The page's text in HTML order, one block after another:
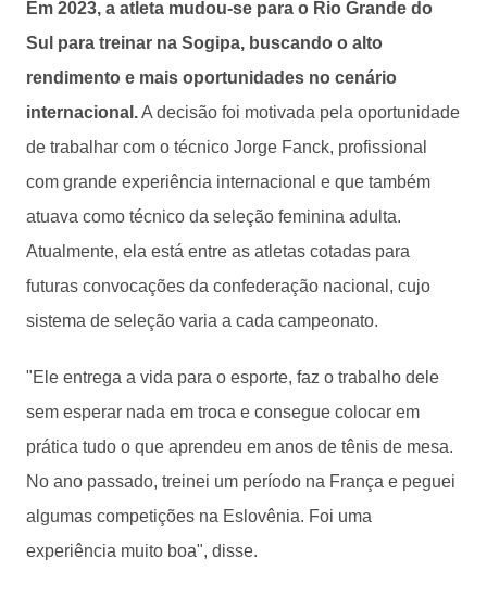
Em 2023, a atleta mudou-se para o Rio Grande do
Sul para treinar na Sogipa, buscando o alto
rendimento e mais oportunidades no cenário
internacional.A decisão foi motivada pela oportunidade
de trabalhar com o técnico Jorge Fanck, profissional
com grande experiência internacional e que também
atuava como técnico da seleção feminina adulta.
Atualmente, ela está entre as atletas cotadas para
futuras convocações da confederação nacional, cujo
sistema de seleção varia a cada campeonato.
"Ele entrega a vida para o esporte, faz o trabalho dele
sem esperar nada em troca e consegue colocar em
prática tudo o que aprendeu em anos de tênis de mesa.
No ano passado, treinei um período na França e peguei
algumas competições na Eslovênia. Foi uma
experiência muito boa", disse.